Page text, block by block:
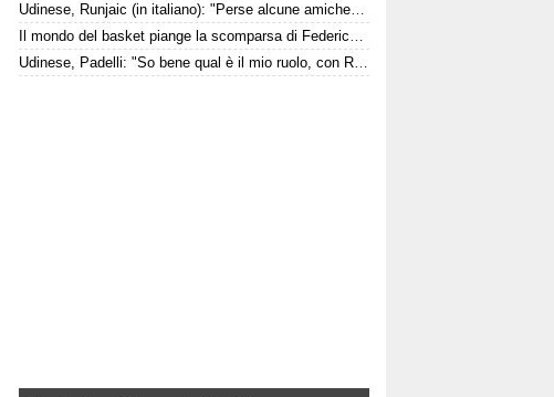
Udinese, Runjaic (in italiano): "Perse alcune amichevoli, ma ora arrivano le gare che conta vincere"
Il mondo del basket piange la scomparsa di Federico Franceschin: il cordoglio della Pallacanestro Trieste
Udinese, Padelli: "So bene qual è il mio ruolo, con Runjaic 94 punti in due anni"